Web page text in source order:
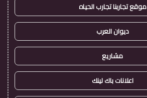
موقع تجاربنا تجارب الحياه
ديوان العرب
مشاريع
اعلانات باك لينك